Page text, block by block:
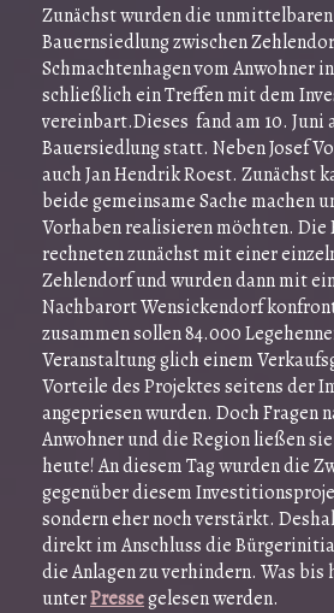
Zunächst wurden die
Bauernsiedlung zwischen
Schmachtenhagen vom Anwohner
schließlich ein Treffen mit dem
vereinbart.Dieses fand am 10. Juni
Bauersiedlung statt. Neben Josef
auch Jan Hendrik Roest. Zunächst
beide gemeinsame Sache machen
Vorhaben realisieren möchten. Die
rechneten zunächst mit einer
Zehlendorf und wurden dann mit
Nachbarort Wensickendorf
zusammen sollen 84.000
Veranstaltung glich einem
Vorteile des Projektes seitens der
angepriesen wurden. Doch Fragen
Anwohner und die Region ließen
heute! An diesem Tag wurden die
gegenüber diesem
sondern eher noch verstärkt.
direkt im Anschluss die
die Anlagen zu verhindern. Was bis
unterPressegelesen werden.